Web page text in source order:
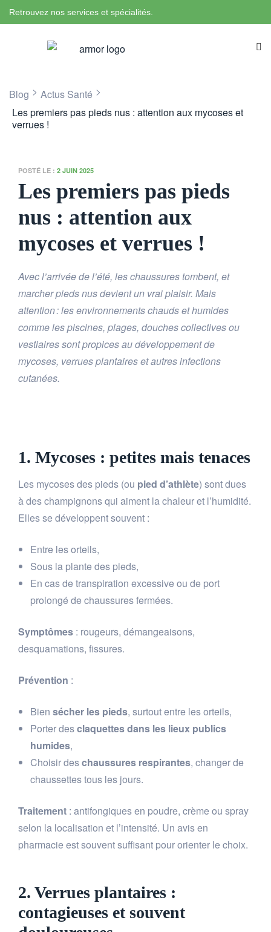
Retrouvez nos services et spécialités.
Blog > Actus Santé >
Les premiers pas pieds nus : attention aux mycoses et
verrues !
POSTÉ LE : 2 JUIN 2025
Les premiers pas pieds
nus : attention aux
mycoses et verrues !
Avec l’arrivée de l’été, les chaussures tombent, et
marcher pieds nus devient un vrai plaisir. Mais
attention : les environnements chauds et humides
comme les piscines, plages, douches collectives ou
vestiaires sont propices au développement de
mycoses, verrues plantaires et autres infections
cutanées.
1. Mycoses : petites mais tenaces
Les mycoses des pieds (ou pied d’athlète) sont dues
à des champignons qui aiment la chaleur et l’humidité.
Elles se développent souvent :
Entre les orteils,
Sous la plante des pieds,
En cas de transpiration excessive ou de port
prolongé de chaussures fermées.
Symptômes : rougeurs, démangeaisons,
desquamations, fissures.
Prévention :
Bien sécher les pieds, surtout entre les orteils,
Porter desclaquettes dans les lieux publics
humides,
Choisir deschaussures respirantes, changer de
chaussettes tous les jours.
Traitement : antifongiques en poudre, crème ou spray
selon la localisation et l’intensité. Un avis en
pharmacie est souvent suffisant pour orienter le choix.
2. Verrues plantaires :
contagieuses et souvent